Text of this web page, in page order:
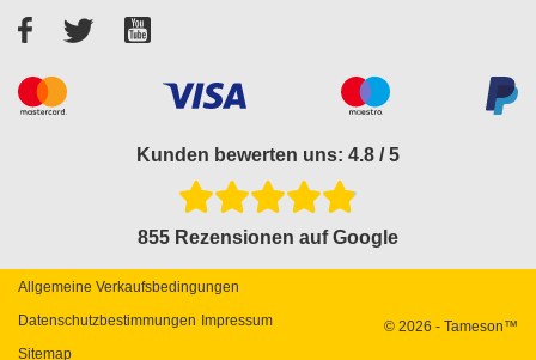
FacebookTwitterYouTube
Kunden bewerten uns: 4.8 / 5
855 Rezensionen auf Google
Allgemeine Verkaufsbedingungen
Datenschutzbestimmungen Impressum
Sitemap
© 2026 - Tameson™